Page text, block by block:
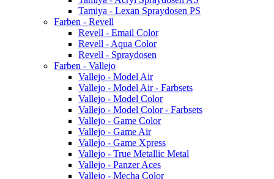
Tamiya - Lexan Spraydosen PS
Farben - Revell
Revell - Email Color
Revell - Aqua Color
Revell - Spraydosen
Farben - Vallejo
Vallejo - Model Air
Vallejo - Model Air - Farbsets
Vallejo - Model Color
Vallejo - Model Color - Farbsets
Vallejo - Game Color
Vallejo - Game Air
Vallejo - Game Xpress
Vallejo - True Metallic Metal
Vallejo - Panzer Aces
Vallejo - Mecha Color